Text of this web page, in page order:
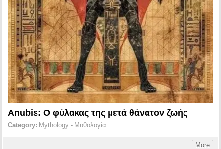
Anubis: Ο φύλακας της μετά θάνατον ζωής
Category: Mythology - Μυθολογία
More